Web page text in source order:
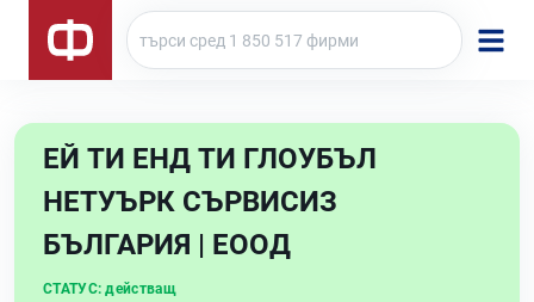
ЕЙ ТИ ЕНД ТИ ГЛОУБЪЛ
НЕТУЪРК СЪРВИСИЗ
БЪЛГАРИЯ | ЕООД
СТАТУС: действащ